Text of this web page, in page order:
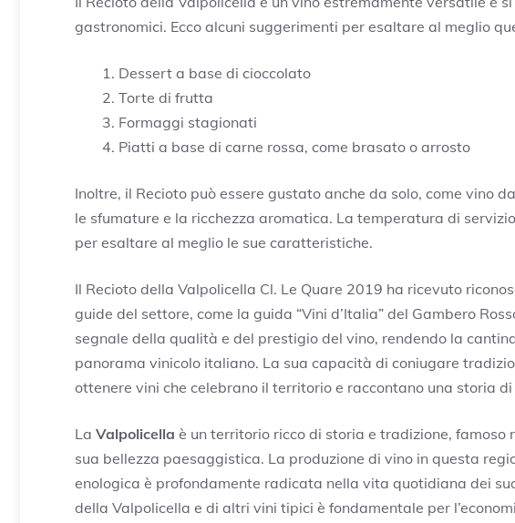
gastronomici. Ecco alcuni suggerimenti per esaltare al meglio
Dessert a base di cioccolato
Torte di frutta
Formaggi stagionati
Piatti a base di carne rossa, come brasato o arrosto
Inoltre, il Recioto può essere gustato anche da solo, come vino
le sfumature e la ricchezza aromatica. La temperatura di
per esaltare al meglio le sue caratteristiche.
Il Recioto della Valpolicella Cl. Le Quare 2019 ha ricevuto
guide del settore, come la guida “Vini d’Italia” del Gambero
segnale della qualità e del prestigio del vino, rendendo la
panorama vinicolo italiano. La sua capacità di coniugare
ottenere vini che celebrano il territorio e raccontano una storia
La Valpolicella è un territorio ricco di storia e tradizione, famoso
sua bellezza paesaggistica. La produzione di vino in questa
enologica è profondamente radicata nella vita quotidiana dei
della Valpolicella e di altri vini tipici è fondamentale per